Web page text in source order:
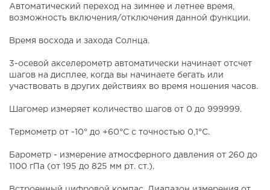
Автоматический переход на зимнее и летнее время,
возможность включения/отключения данной функции.
Время восхода и захода Солнца.
3-осевой акселерометр автоматически начинает отсчет
шагов на дисплее, когда вы начинаете бегать или
участвовать в других действиях во время ношения часов.
Шагомер измеряет количество шагов от 0 до 999999.
Термометр от -10° до +60°С с точностью 0,1°C.
Барометр - измерение атмосферного давления от 260 до
1100 гПа (от 195 до 825 мм рт. ст.).